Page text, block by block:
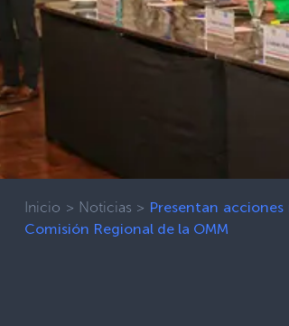
Inicio > Noticias > Presentan
Comisión Regional de la OMM